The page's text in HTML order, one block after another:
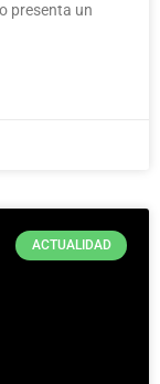
presenta un
ACTUALIDAD